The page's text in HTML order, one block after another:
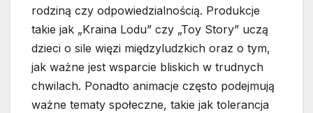
rodziną czy odpowiedzialnością. Produkcje
takie jak „Kraina Lodu” czy „Toy Story” uczą
dzieci o sile więzi międzyludzkich oraz o tym,
jak ważne jest wsparcie bliskich w trudnych
chwilach. Ponadto animacje często podejmują
ważne tematy społeczne, takie jak tolerancja